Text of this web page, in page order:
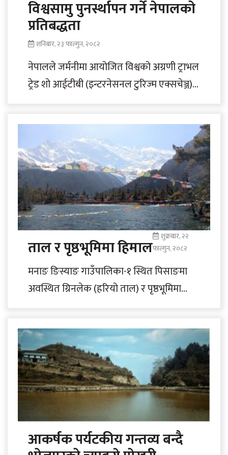
विश्वसामु पुनर्स्थापन गर्ने नेपालको
प्रतिबद्धता
शनिबार, २३ फाल्गुन, २०८२
नेपालले जर्मनीमा आयोजित विश्वको अग्रणी ट्राभल
ट्रेड शो आईटीबी (इन्टरनेसनल टुरिज्म एक्सचेञ्ज),
ताल र पृष्ठभूमिमा हिमाल
शुक्रबार, २२
फाल्गुन, २०८२
मनाङ ङिस्याङ गाउँपालिका-१ स्थित पिसाङमा
अवस्थित ग्रिनलेक (हरियो ताल) र पृष्ठभूमिमा
आकर्षक पर्यटकीय गन्तव्य बन्दै